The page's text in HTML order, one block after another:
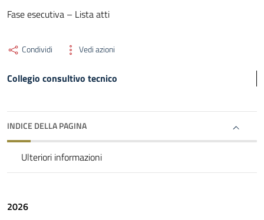
Fase esecutiva – Lista atti
Condividi Vedi azioni
Collegio consultivo tecnico
INDICE DELLA PAGINA
Ulteriori informazioni
2026